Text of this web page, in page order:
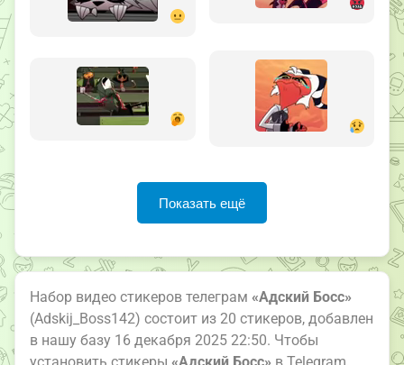
Показать ещё
Набор видео стикеров телеграм «Адский Босс»
(Adskij_Boss142) состоит из 20 стикеров, добавлен
в нашу базу 16 декабря 2025 22:50. Чтобы